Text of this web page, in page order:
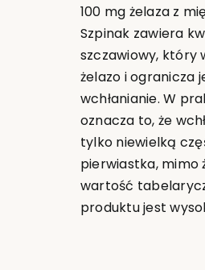
100 mg żelaza z
Szpinak zawiera
szczawiowy, który
żelazo i ogranicza
wchłanianie. W
oznacza to, że
tylko niewielką
pierwiastka, mimo
wartość
produktu jest